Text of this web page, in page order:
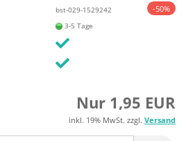
-50%
bst-029-1529242
3-5 Tage
Nur 1,95 EUR
inkl. 19% MwSt. zzgl. Versand